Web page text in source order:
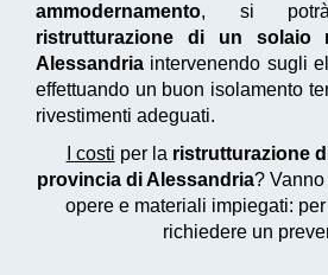
ammodernamento, si potrà
ristrutturazione di un solaio
Alessandria intervenendo sugli
effettuando un buon isolamento
rivestimenti adeguati.
I costi per la ristrutturazione
provincia di Alessandria?
opere e materiali impiegati:
richiedere un